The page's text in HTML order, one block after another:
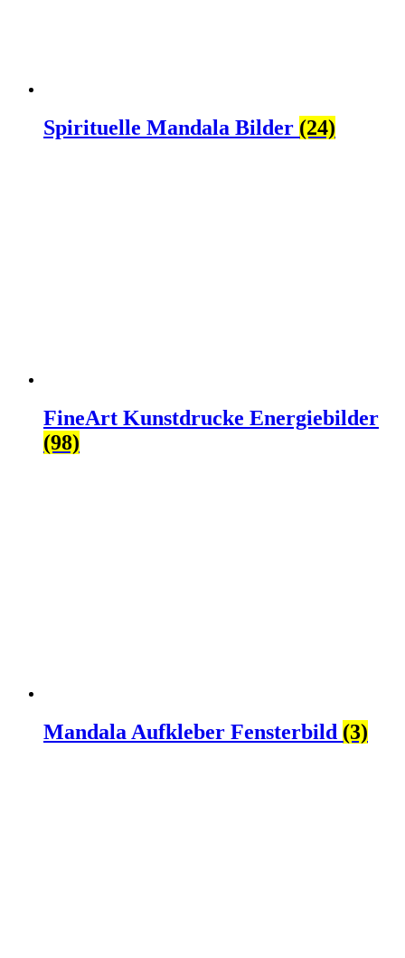
Spirituelle Mandala Bilder (24)
FineArt Kunstdrucke Energiebilder
(98)
Mandala Aufkleber Fensterbild (3)